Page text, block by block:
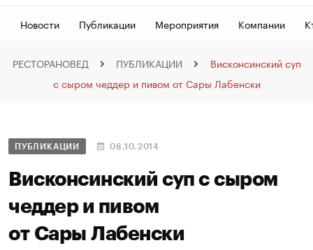
Новости Публикации Мероприятия Компании
РЕСТОРАНОВЕД ПУБЛИКАЦИИ
Висконсинский суп
с сыром чеддер и пивом от Сары Лабенски
ПУБЛИКАЦИИ 08.10.2014
Висконсинский суп с сыром
чеддер и пивом
от Сары Лабенски